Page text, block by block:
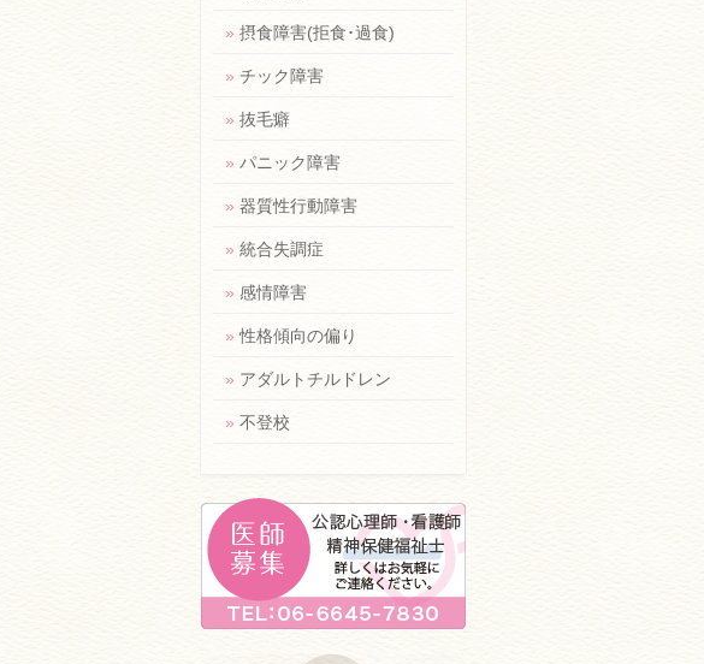
» 摂食障害(拒食･過食)
» チック障害
» 抜毛癖
» パニック障害
» 器質性行動障害
» 統合失調症
» 感情障害
» 性格傾向の偏り
» アダルトチルドレン
» 不登校